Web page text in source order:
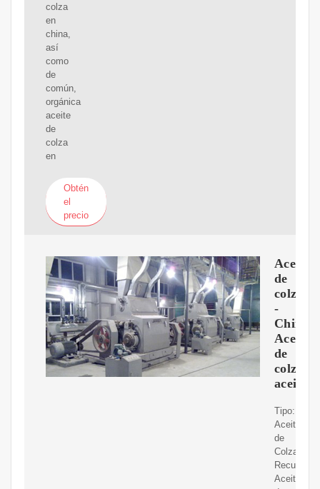
colza
en
china,
así
como
de
común,
orgánica
aceite
de
colza
en
Obtén
el
precio
Aceite
de
colza
-
China
Aceite
de
colza,
aceite
Tipo:
Aceite
de
Colza
Recurso:
Aceite